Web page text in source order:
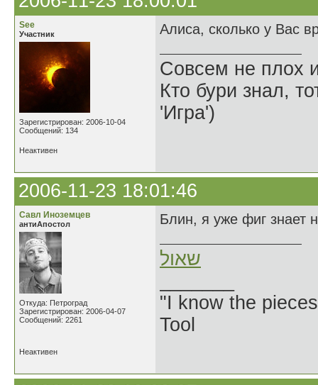
See
Участник
Зарегистрирован: 2006-10-04
Сообщений: 134
Алиса, сколько у Вас
Совсем не плох
Кто бури знал,
'Игра')
Неактивен
2006-11-23 18:01:46
Савл Иноземцев
антиАпостол
Откуда: Петроград
Зарегистрирован: 2006-04-07
Сообщений: 2261
Блин, я уже фиг знает
שאול
"I know the
Tool
Неактивен